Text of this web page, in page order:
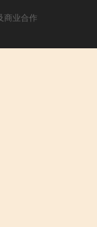
商业合作